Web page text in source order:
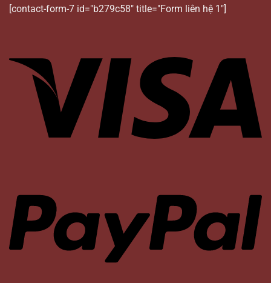
[contact-form-7 id="b279c58" title="Form liên hệ 1"]